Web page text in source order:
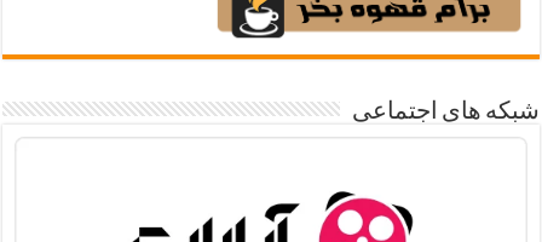
شبکه های اجتماعی